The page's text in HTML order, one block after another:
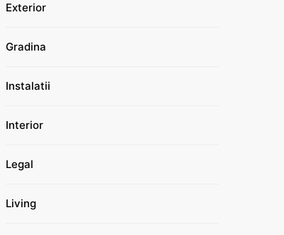
Exterior
Gradina
Instalatii
Interior
Legal
Living